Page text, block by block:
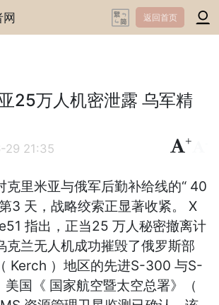
网 返回首页
25万人机密泄露 乌军精
29 21:35
+
里米亚与俄军后勤补给线的“ 40
3 天，战略绞索正显著收紧。 X
指出，正当25 万人秘密撤离计
克兰无人机成功摧毁了俄罗斯部
Kerch ）地区的先进S-300 与S-
国《 国家航空暨太空总署》（